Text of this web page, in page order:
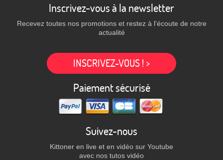
Inscrivez-vous à la newsletter
Recevez toutes nos promotions et restez à l'écoute de notre
actualité
INSCRIVEZ-VOUS ! >
Paiement sécurisé
Suivez-nous
Kittoner en live et en vidéo sur Youtube
avec nos tutos vidéo